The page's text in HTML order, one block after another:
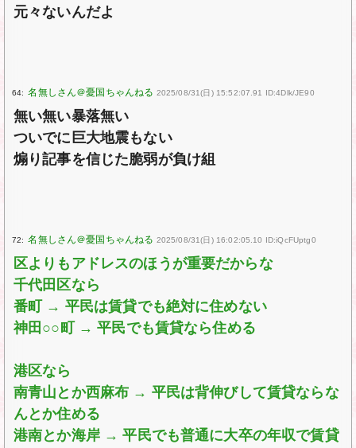
元々ないんだよ
64: 2025/08/31(日) 15:52:07.91 ID:4Dlk/JE90
無い無い暴落無い
ついでに巨大地震もない
煽り記事を信じた脆弱が負け組
72: 2025/08/31(日) 16:02:05.10 ID:iQcFUptg0
区よりもアドレスのほうが重要だからな
千代田区なら
番町 → 平民は賃貸でも絶対に住めない
神田○○町 → 平民でも賃貸なら住める
港区なら
南青山とか西麻布 → 平民は背伸びして賃貸ならな
んとか住める
港南とか海岸 → 平民でも普通に大卒の年収で賃貸